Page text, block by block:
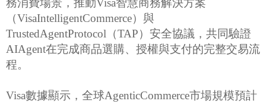
務消費場景，推動Visa智慧商務解決方案
（VisaIntelligentCommerce）與
TrustedAgentProtocol（TAP）安全協議，共同驗證
AIAgent在完成商品選購、授權與支付的完整交易流
程。
Visa數據顯示，全球AgenticCommerce市場規模預計